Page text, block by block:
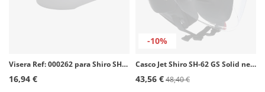
Visera Ref: 000262 para Shiro SH-60 y 70 color Ahumada
16,94 €
-10%
Casco Jet Shiro SH-62 GS Solid negro mate
43,56 €48,40 €